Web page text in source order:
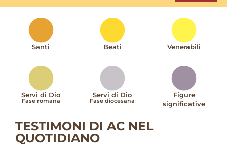
Santi Beati Venerabili
Servi di Dio
Fase romana
Servi di Dio
Fase diocesana
Figure
significative
TESTIMONI DI AC NEL
QUOTIDIANO